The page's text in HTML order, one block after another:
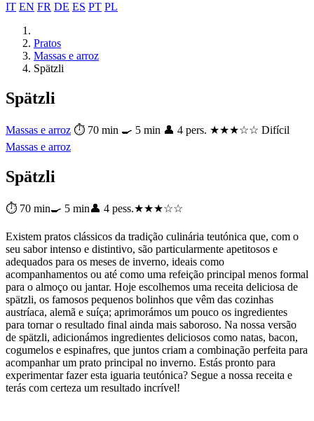
IT EN FR DE ES PT PL
Pratos
Massas e arroz
Spätzli
Spätzli
Massas e arroz ⏱ 70 min 🍳 5 min 👤 4 pers. ★★★☆☆ Difícil
Massas e arroz
Spätzli
⏱ 70 min🍳 5 min👤 4 pess.★★★☆☆
Existem pratos clássicos da tradição culinária teutónica que, com o
seu sabor intenso e distintivo, são particularmente apetitosos e
adequados para os meses de inverno, ideais como
acompanhamentos ou até como uma refeição principal menos formal
para o almoço ou jantar. Hoje escolhemos uma receita deliciosa de
spätzli, os famosos pequenos bolinhos que vêm das cozinhas
austríaca, alemã e suíça; aprimorámos um pouco os ingredientes
para tornar o resultado final ainda mais saboroso. Na nossa versão
de spätzli, adicionámos ingredientes deliciosos como natas, bacon,
cogumelos e espinafres, que juntos criam a combinação perfeita para
acompanhar um prato principal no inverno. Estás pronto para
experimentar fazer esta iguaria teutónica? Segue a nossa receita e
terás com certeza um resultado incrível!